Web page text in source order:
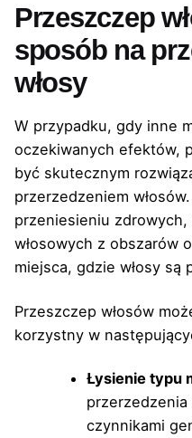
Przeszczep
sposób na
włosy
W przypadku, gdy inne
oczekiwanych efektów,
być skutecznym
przerzedzeniem
przeniesieniu
włosowych z obszarów
miejsca, gdzie włosy są
Przeszczep włosów
korzystny w
Łysienie typu
przerzedzenia
czynnikami